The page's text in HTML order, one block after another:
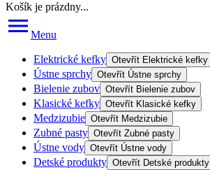
Košík je prázdny...
Menu
Elektrické kefky Otevřít Elektrické kefky
Ústne sprchy Otevřít Ústne sprchy
Bielenie zubov Otevřít Bielenie zubov
Klasické kefky Otevřít Klasické kefky
Medzizubie Otevřít Medzizubie
Zubné pasty Otevřít Zubné pasty
Ústne vody Otevřít Ústne vody
Detské produkty Otevřít Detské produkty